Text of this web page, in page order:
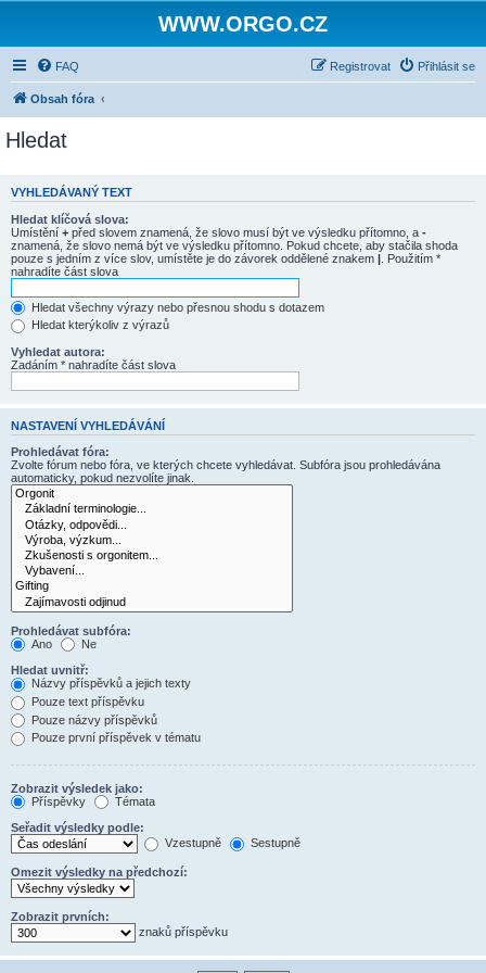
WWW.ORGO.CZ
FAQ Přihlásit se
Registrovat
Obsah fóra
Hledat
VYHLEDÁVANÝ TEXT
Hledat klíčová slova:
Umístění + před slovem znamená, že slovo musí být ve výsledku přítomno, a -
znamená, že slovo nemá být ve výsledku přítomno. Pokud chcete, aby stačila shoda
pouze s jedním z více slov, umístěte je do závorek oddělené znakem | . Použitím *
nahradíte část slova
Hledat všechny výrazy nebo přesnou shodu s dotazem
Hledat kterýkoliv z výrazů
Vyhledat autora:
Zadáním * nahradíte část slova
NASTAVENÍ VYHLEDÁVÁNÍ
Prohledávat fóra:
Zvolte fórum nebo fóra, ve kterých chcete vyhledávat. Subfóra jsou prohledávána
automaticky, pokud nezvolíte jinak.
Prohledávat subfóra:
Ano
Ne
Hledat uvnitř:
Názvy příspěvků a jejich texty
Pouze text příspěvku
Pouze názvy příspěvků
Pouze první příspěvek v tématu
Zobrazit výsledek jako:
Příspěvky
Témata
Seřadit výsledky podle:
Vzestupně
Sestupně
Omezit výsledky na předchozí:
Zobrazit prvních:
znaků příspěvku